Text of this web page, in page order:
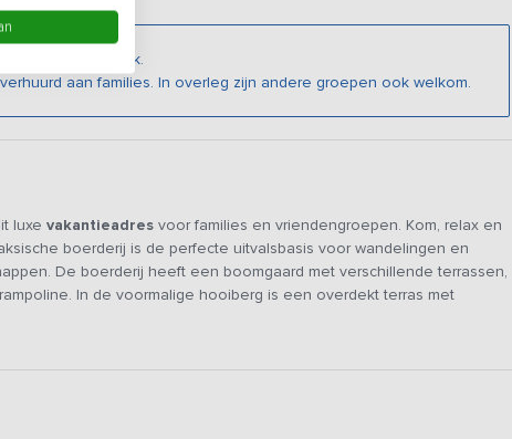
niet mogelijk.
aan families. In overleg zijn andere groepen ook welkom.
luxe vakantieadres voor families en vriendengroepen. Kom, relax en
boerderij is de perfecte uitvalsbasis voor wandelingen en
De boerderij heeft een boomgaard met verschillende terrassen,
In de voormalige hooiberg is een overdekt terras met
ontspannen. De hottub en sauna kun je tegen meerprijs huren.
3 ovens, vaatwasser en voldoende koeling. Even terugtrekken kan in